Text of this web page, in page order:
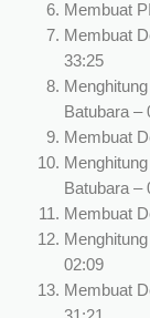
Membuat
Membuat
33:25
Batubara –
Membuat
Batubara –
Membuat
02:09
Membuat